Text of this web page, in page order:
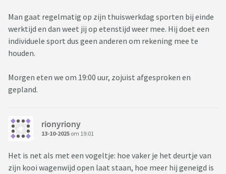
Man gaat regelmatig op zijn thuiswerkdag sporten bij einde
werktijd en dan weet jij op etenstijd weer mee. Hij doet een
individuele sport dus geen anderen om rekening mee te
houden.
Morgen eten we om 19:00 uur, zojuist afgesproken en
gepland.
rionyriony
13-10-2025 om 19:01
Het is net als met een vogeltje: hoe vaker je het deurtje van
zijn kooi wagenwijd open laat staan, hoe meer hij geneigd is